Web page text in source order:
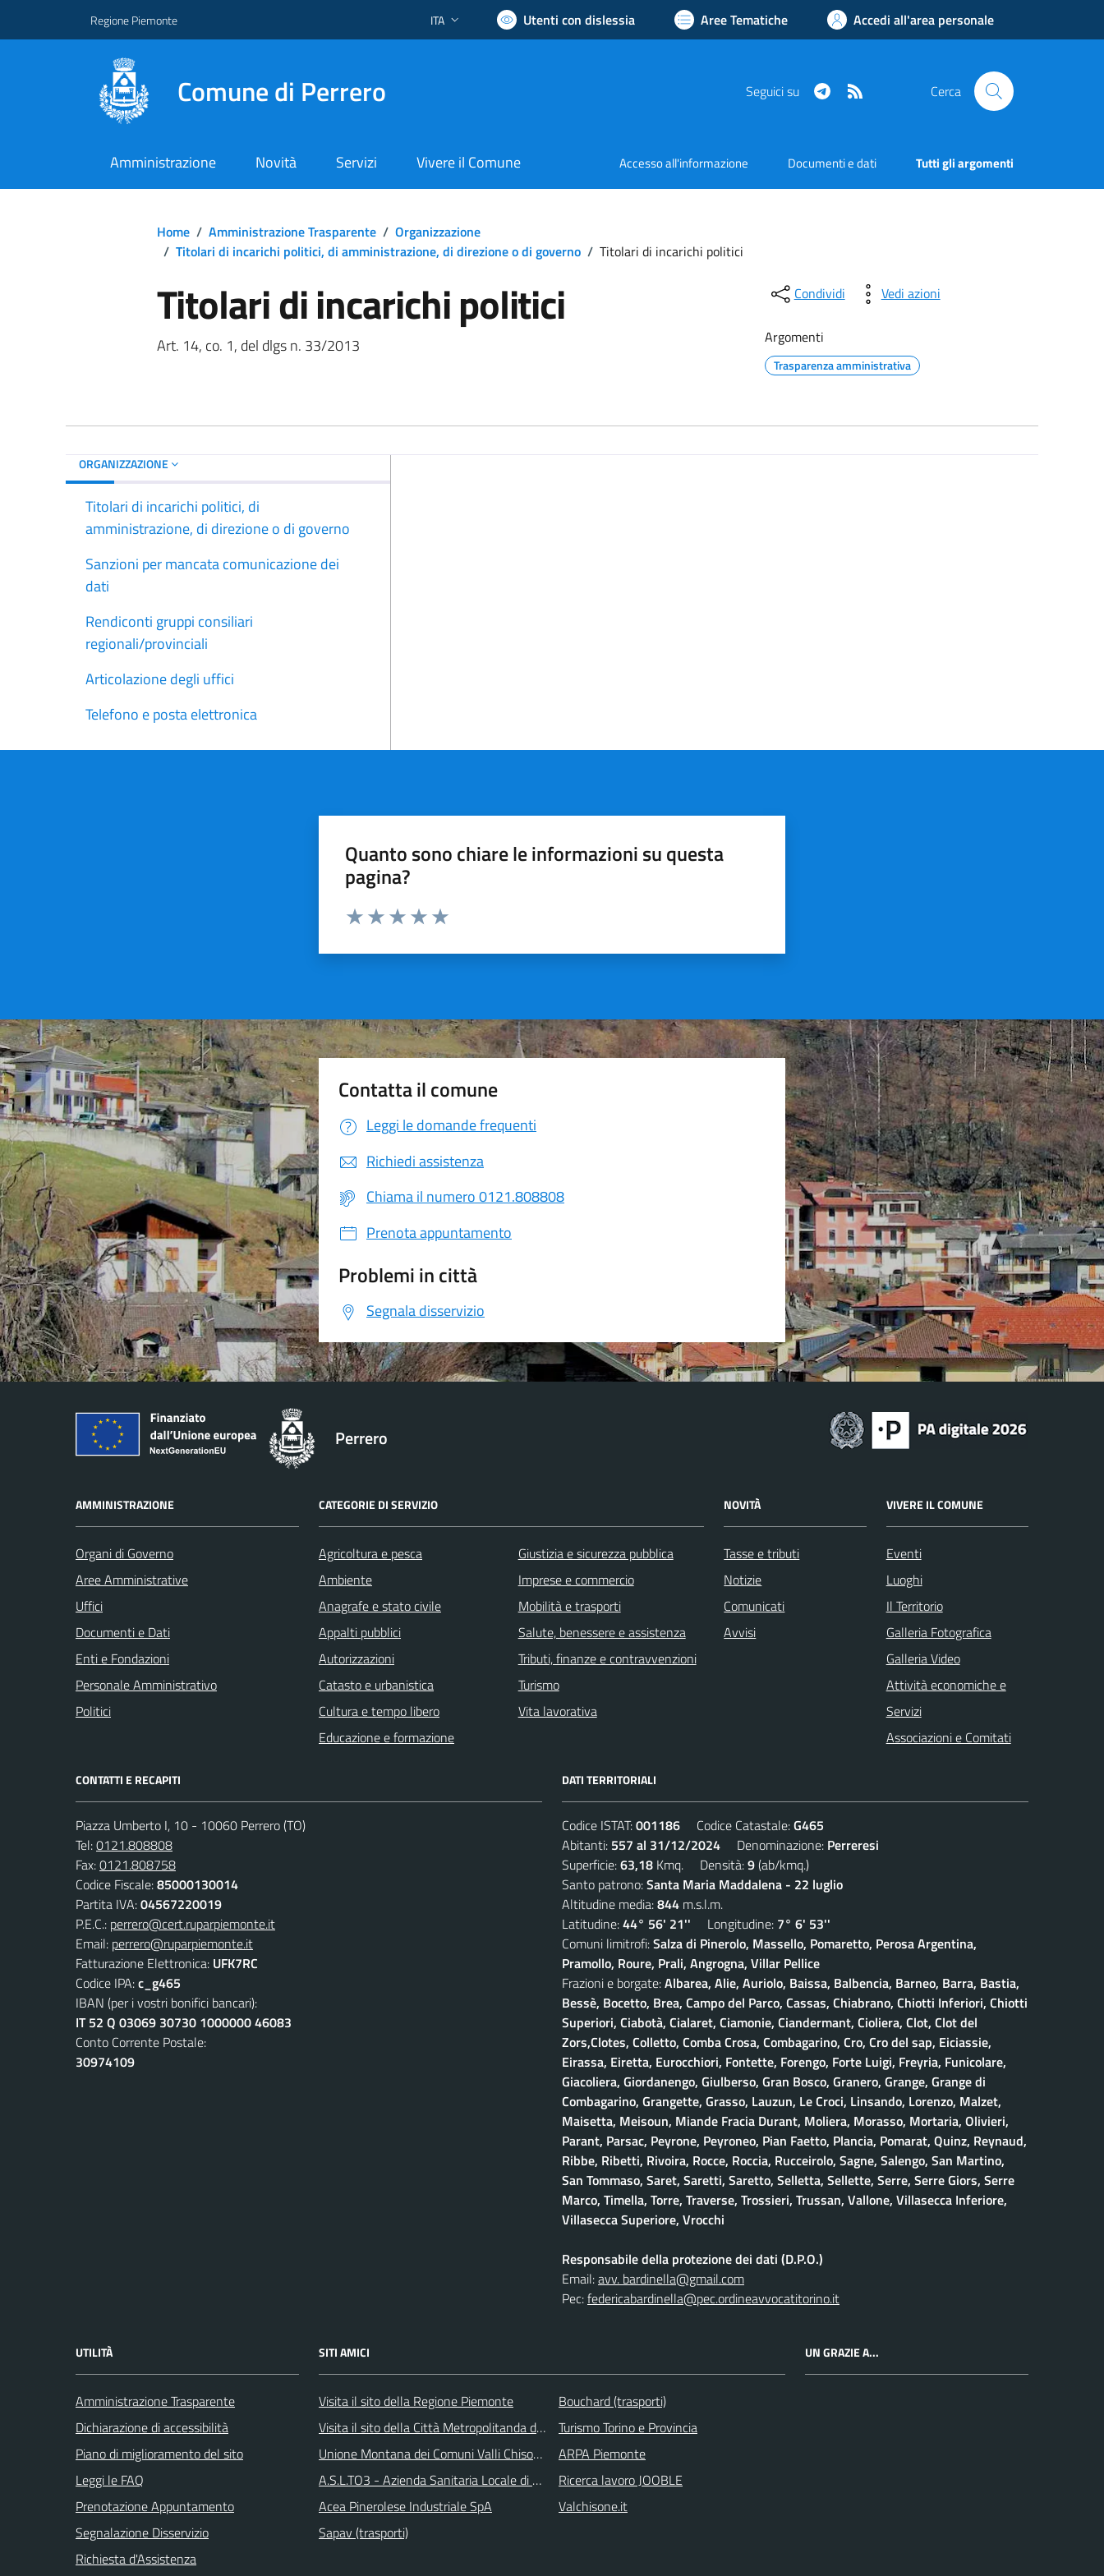
Regione Piemonte Lingua attiva:
ITA Utenti con dislessia Aree Tematiche Accedi all'area personale
Comune di Perrero Seguici su Telegram Cerca
Amministrazione Novità Servizi Vivere il Comune Accesso all'informazione Documenti e dati Tutti gli argomenti
Home / Amministrazione Trasparente / Organizzazione
/ Titolari di incarichi politici, di amministrazione, di direzione o di governo / Titolari di incarichi politici
Titolari di incarichi politici
Art. 14, co. 1, del dlgs n. 33/2013
Condividi Vedi azioni
Argomenti
Trasparenza amministrativa
ORGANIZZAZIONE
Titolari di incarichi politici, di
amministrazione, di direzione o di governo
Sanzioni per mancata comunicazione dei
dati
Rendiconti gruppi consiliari
regionali/provinciali
Articolazione degli uffici
Telefono e posta elettronica
Quanto sono chiare le informazioni su questa
pagina?
Valuta da 1 a 5 stelle la pagina
Contatta il comune
Leggi le domande frequenti
Richiedi assistenza
Chiama il numero 0121.808808
Prenota appuntamento
Problemi in città
Segnala disservizio
Perrero
AMMINISTRAZIONE
Organi di Governo
Aree Amministrative
Uffici
Documenti e Dati
Enti e Fondazioni
Personale Amministrativo
Politici
CATEGORIE DI SERVIZIO
Agricoltura e pesca
Ambiente
Anagrafe e stato civile
Appalti pubblici
Autorizzazioni
Catasto e urbanistica
Cultura e tempo libero
Educazione e formazione
Giustizia e sicurezza pubblica
Imprese e commercio
Mobilità e trasporti
Salute, benessere e assistenza
Tributi, finanze e contravvenzioni
Turismo
Vita lavorativa
NOVITÀ
Tasse e tributi
Notizie
Comunicati
Avvisi
VIVERE IL COMUNE
Eventi
Luoghi
Il Territorio
Galleria Fotografica
Galleria Video
Attività economiche e
Servizi
Associazioni e Comitati
CONTATTI E RECAPITI
Piazza Umberto I, 10 - 10060 Perrero (TO)
Tel:0121.808808
Fax:0121.808758
Codice Fiscale:85000130014
Partita IVA:04567220019
P.E.C.: perrero@cert.ruparpiemonte.it
Email: perrero@ruparpiemonte.it
Fatturazione Elettronica: UFK7RC
Codice IPA:c_g465
IBAN (per i vostri bonifici bancari):
IT 52 Q 03069 30730 1000000 46083
Conto Corrente Postale:
30974109
DATI TERRITORIALI
Codice ISTAT:001186 Codice Catastale:G465
Abitanti: 557 al 31/12/2024 Denominazione: Perreresi
Superficie:63,18 Kmq. Densità:9(ab/kmq.)
Santo patrono:Santa Maria Maddalena - 22 luglio
Altitudine media:844 m.s.l.m.
Latitudine:44° 56' 21'' Longitudine: 7° 6' 53''
Comuni limitrofi:Salza di Pinerolo, Massello, Pomaretto, Perosa Argentina,
Pramollo, Roure, Prali, Angrogna, Villar Pellice
Frazioni e borgate:Albarea, Alie, Auriolo, Baissa, Balbencia, Barneo, Barra, Bastia,
Bessè, Bocetto, Brea, Campo del Parco, Cassas, Chiabrano, Chiotti Inferiori, Chiotti
Superiori, Ciabotà, Cialaret, Ciamonie, Ciandermant, Cioliera, Clot, Clot del
Zors,Clotes, Colletto, Comba Crosa, Combagarino, Cro, Cro del sap, Eiciassie,
Eirassa, Eiretta, Eurocchiori, Fontette, Forengo, Forte Luigi, Freyria, Funicolare,
Giacoliera, Giordanengo, Giulberso, Gran Bosco, Granero, Grange, Grange di
Combagarino, Grangette, Grasso, Lauzun, Le Croci, Linsando, Lorenzo, Malzet,
Maisetta, Meisoun, Miande Fracia Durant, Moliera, Morasso, Mortaria, Olivieri,
Parant, Parsac, Peyrone, Peyroneo, Pian Faetto, Plancia, Pomarat, Quinz, Reynaud,
Ribbe, Ribetti, Rivoira, Rocce, Roccia, Rucceirolo, Sagne, Salengo, San Martino,
San Tommaso, Saret, Saretti, Saretto, Selletta, Sellette, Serre, Serre Giors, Serre
Marco, Timella, Torre, Traverse, Trossieri, Trussan, Vallone, Villasecca Inferiore,
Villasecca Superiore, Vrocchi
Responsabile della protezione dei dati (D.P.O.)
Email:avv. bardinella@gmail.com
Pec:federicabardinella@pec.ordineavvocatitorino.it
UTILITÀ
Amministrazione Trasparente
Dichiarazione di accessibilità
Piano di miglioramento del sito
Leggi le FAQ
Prenotazione Appuntamento
Segnalazione Disservizio
Richiesta d'Assistenza
SITI AMICI
Visita il sito della Regione Piemonte
Visita il sito della Città Metropolitanda di Torino
Unione Montana dei Comuni Valli Chisone e Germanasca
A.S.L.TO3 - Azienda Sanitaria Locale di Collegno e Pinerolo
Acea Pinerolese Industriale SpA
Sapav (trasporti)
Bouchard (trasporti)
Turismo Torino e Provincia
ARPA Piemonte
Ricerca lavoro JOOBLE
Valchisone.it
UN GRAZIE A...